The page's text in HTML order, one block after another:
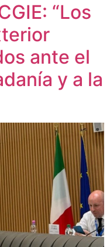
“Los
ante el
y a la